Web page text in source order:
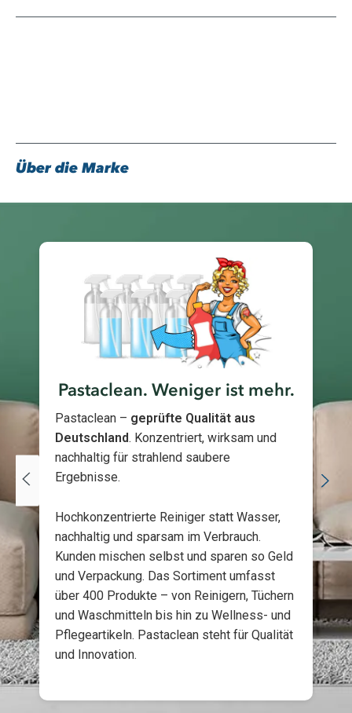
Über die Marke
Pastaclean. Weniger ist mehr.
Pastaclean – geprüfte Qualität aus
Deutschland. Konzentriert, wirksam und
nachhaltig für strahlend saubere
Ergebnisse.
Hochkonzentrierte Reiniger statt Wasser,
nachhaltig und sparsam im Verbrauch.
Kunden mischen selbst und sparen so Geld
und Verpackung. Das Sortiment umfasst
über 400 Produkte – von Reinigern, Tüchern
und Waschmitteln bis hin zu Wellness- und
Pflegeartikeln. Pastaclean steht für Qualität
und Innovation.